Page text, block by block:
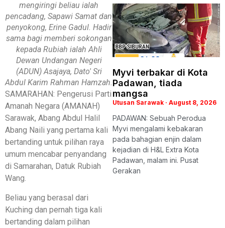
mengiringi beliau ialah
pencadang, Sapawi Samat dan
penyokong, Erine Gadul. Hadir
sama bagi memberi sokongan
kepada Rubiah ialah Ahli
Dewan Undangan Negeri
(ADUN) Asajaya, Dato' Sri
Abdul Karim Rahman Hamzah.
SAMARAHAN: Pengerusi Parti
Amanah Negara (AMANAH)
Sarawak, Abang Abdul Halil
Abang Naili yang pertama kali
bertanding untuk pilihan raya
umum mencabar penyandang
di Samarahan, Datuk Rubiah
Wang.
Beliau yang berasal dari
Kuching dan pernah tiga kali
bertanding dalam pilihan
Myvi terbakar di Kota
Padawan, tiada
mangsa
Utusan Sarawak August 8, 2026
PADAWAN: Sebuah Perodua
Myvi mengalami kebakaran
pada bahagian enjin dalam
kejadian di H&L Extra Kota
Padawan, malam ini. Pusat
Gerakan